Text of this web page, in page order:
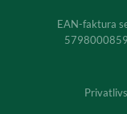
EAN-faktura